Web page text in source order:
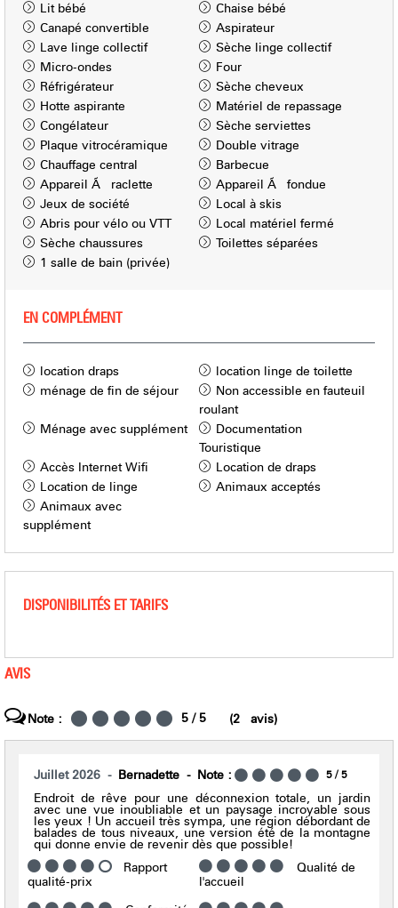
Lit bébé
Chaise bébé
Canapé convertible
Aspirateur
Lave linge collectif
Sèche linge collectif
Micro-ondes
Four
Réfrigérateur
Sèche cheveux
Hotte aspirante
Matériel de repassage
Congélateur
Sèche serviettes
Plaque vitrocéramique
Double vitrage
Chauffage central
Barbecue
Appareil Ã raclette
Appareil Ã fondue
Jeux de société
Local à skis
Abris pour vélo ou VTT
Local matériel fermé
Sèche chaussures
Toilettes séparées
1 salle de bain (privée)
EN COMPLÉMENT
location draps
location linge de toilette
ménage de fin de séjour
Non accessible en fauteuil
roulant
Ménage avec supplément
Documentation
Touristique
Accès Internet Wifi
Location de draps
Location de linge
Animaux acceptés
Animaux avec
supplément
DISPONIBILITÉS ET TARIFS
AVIS
Note : 5 / 5 (2 avis)
Juillet 2026 Bernadette Note : 5 / 5
Endroit de rêve pour une déconnexion totale, un jardin
avec une vue inoubliable et un paysage incroyable sous
les yeux ! Un accueil très sympa, une région débordant de
balades de tous niveaux, une version été de la montagne
qui donne envie de revenir dès que possible!
Rapport
qualité-prix
Qualité de
l'accueil